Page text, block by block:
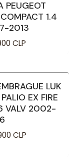
PEUGEOT
1.4
2013
CLP
LUK
EX FIRE
VALV 2002-
CLP